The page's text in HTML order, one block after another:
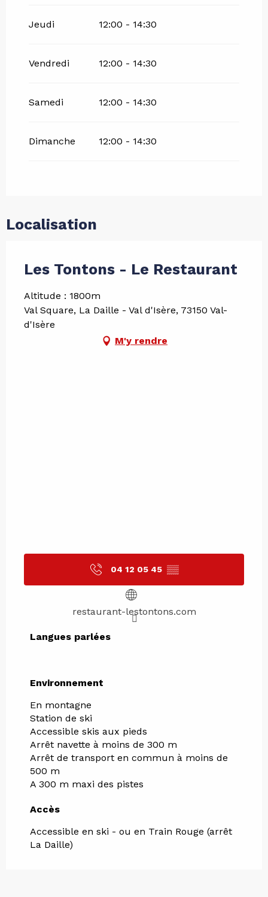
Jeudi 12:00 - 14:30
Vendredi 12:00 - 14:30
Samedi 12:00 - 14:30
Dimanche 12:00 - 14:30
Localisation
Les Tontons - Le Restaurant
Altitude : 1800m
Val Square, La Daille - Val d'Isère, 73150 Val-
d'Isère
M'y rendre
04 12 05 45 ▒▒
restaurant-lestontons.com
Langues parlées
Langues parlées
Environnement
Environnement
En montagne
Station de ski
Accessible skis aux pieds
Arrêt navette à moins de 300 m
Arrêt de transport en commun à moins de
500 m
A 300 m maxi des pistes
Accès
Accès
Accessible en ski - ou en Train Rouge (arrêt
La Daille)